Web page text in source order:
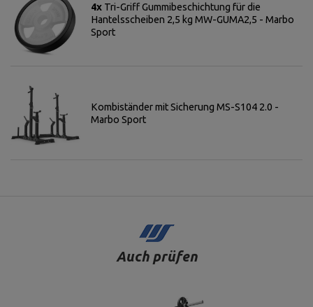
4x Tri-Griff Gummibeschichtung für die
Hantelsscheiben 2,5 kg MW-GUMA2,5 - Marbo
Sport
Kombiständer mit Sicherung MS-S104 2.0 -
Marbo Sport
Auch prüfen